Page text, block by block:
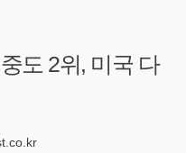
도 2위, 미국 다